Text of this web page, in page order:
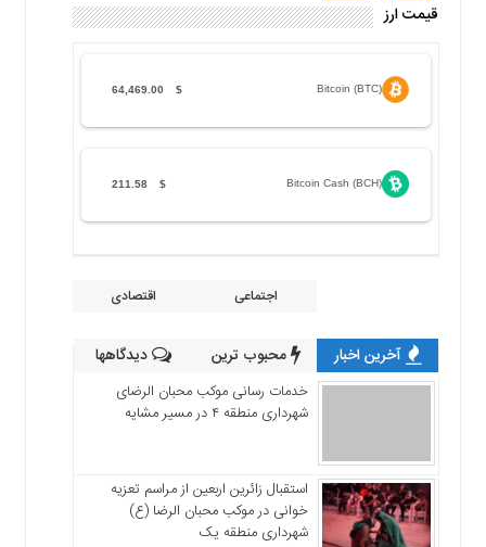
قیمت ارز
Bitcoin (BTC)
$
64,469.00
Bitcoin Cash (BCH)
$
211.58
اجتماعی اقتصادی
آخرین اخبار محبوب ترین دیدگاهها
خدمات رسانی موکب محبان الرضای
شهرداری منطقه ۴ در مسیر مشایه
استقبال زائرین اربعین از مراسم تعزیه
خوانی در موکب محبان الرضا (ع)
شهرداری منطقه یک